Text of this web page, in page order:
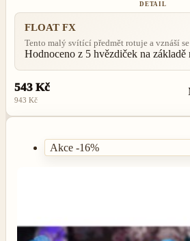
DETAIL
FLOAT FX
Tento malý svítící předmět rotuje a vznáší
Hodnoceno z 5 hvězdiček na základě
543 Kč
943 Kč
Akce -16%